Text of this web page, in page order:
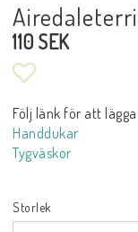
110 SEK
Lägg till i
Handdukar
Tygväskor
Storlek